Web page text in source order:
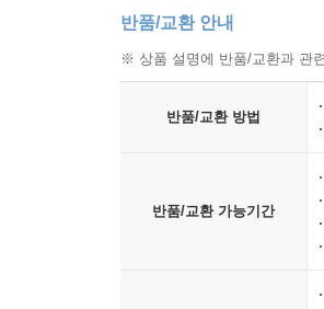
반품/교환 안내
※ 상품 설명에 반품/교환과 관
반품/교환 방법
반품/교환 가능기간